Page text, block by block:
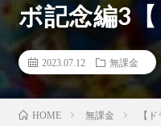
ボ記念編3
2023.07.12 無課金
HOME 無課金 【